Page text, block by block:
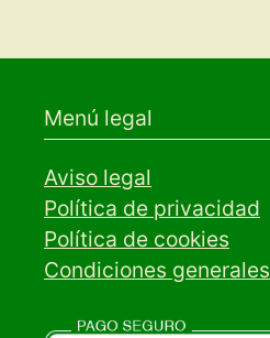
Menú legal
Aviso legal
Política de privacidad
Política de cookies
Condiciones generales